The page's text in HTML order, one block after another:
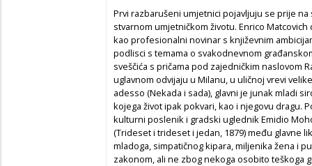
Prvi razbarušeni umjetnici pojavljuju se prije
stvarnom umjetničkom životu. Enrico
kao profesionalni novinar s književnim
podlisci s temama o svakodnevnom
sveščića s pričama pod zajedničkim naslovom
uglavnom odvijaju u Milanu, u uličnoj vrevi
adesso (Nekada i sada), glavni je junak mladi
kojega život ipak pokvari, kao i njegovu dragu.
kulturni poslenik i gradski uglednik Emidio
(Trideset i trideset i jedan, 1879) među glavne
mladoga, simpatičnog kipara, miljenika žena i
zakonom, ali ne zbog nekoga osobito teškoga